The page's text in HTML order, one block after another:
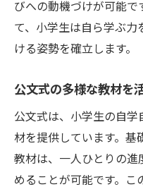
びへの動機づけが可能で
て、小学生は自ら学ぶ
ける姿勢を確立します。
公文式の多様な教材を
公文式は、小学生の自
材を提供しています。基
教材は、一人ひとりの
めることが可能です。